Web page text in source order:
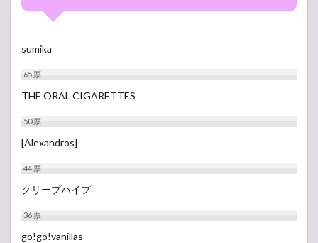
sumika
65票
THE ORAL CIGARETTES
50票
[Alexandros]
44票
クリープハイプ
36票
go!go!vanillas